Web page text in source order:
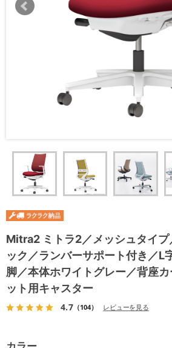
Mitra2 ミトラ2／メッシュタイ
ック／ランバーサポート付き／L
脚／本体ホワイトグレー／背座
ット用キャスター
4.7（104） レビューを見る